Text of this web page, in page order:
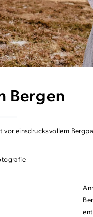
Bergen
vor einsdrucksvollem